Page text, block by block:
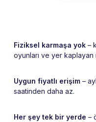
Fiziksel karmaşa yok –
oyunları ve yer kaplayan
Uygun fiyatlı erişim –
saatinden daha az.
Her şey tek bir yerde –